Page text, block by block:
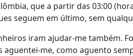
que a partir das 03:00
seguem em último, sem
iram ajudar-me também.
me, como aguento